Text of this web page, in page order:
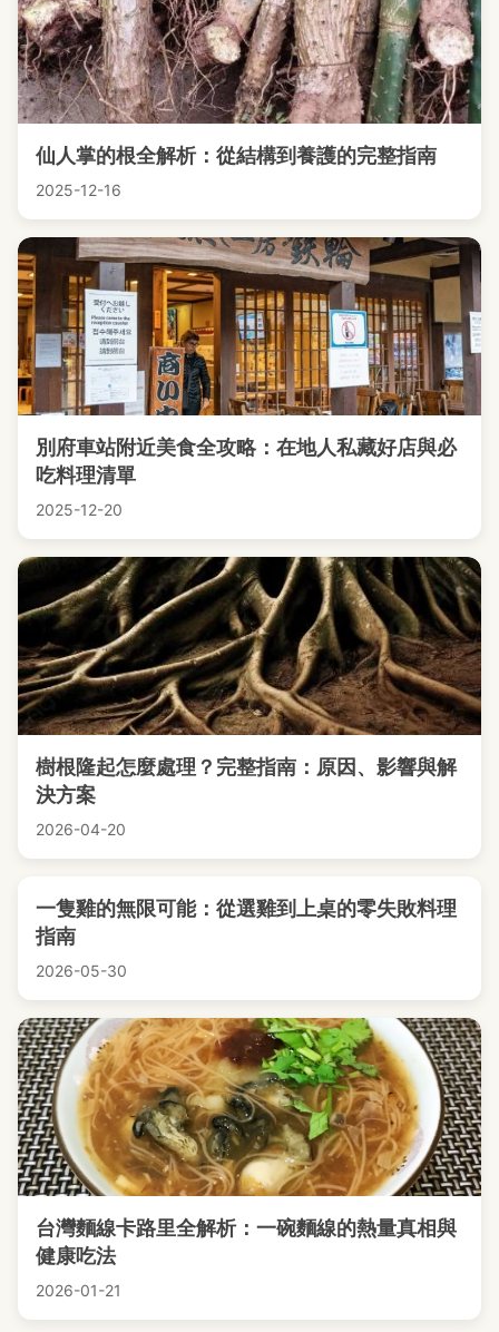
仙人掌的根全解析：從結構到養護的完整指南
2025-12-16
別府車站附近美食全攻略：在地人私藏好店與必
吃料理清單
2025-12-20
樹根隆起怎麼處理？完整指南：原因、影響與解
決方案
2026-04-20
一隻雞的無限可能：從選雞到上桌的零失敗料理
指南
2026-05-30
台灣麵線卡路里全解析：一碗麵線的熱量真相與
健康吃法
2026-01-21